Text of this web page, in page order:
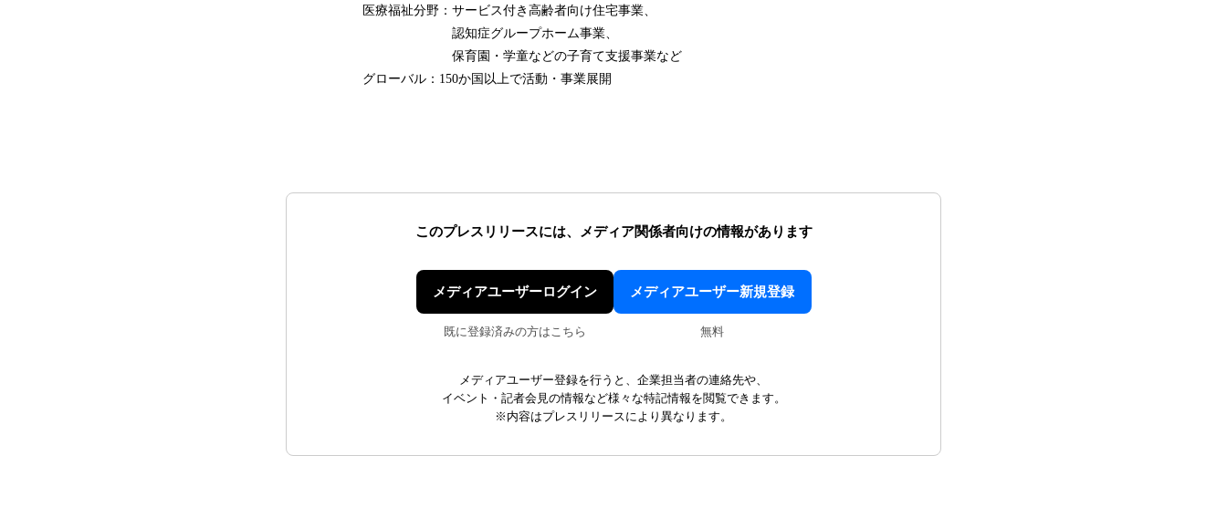
医療福祉分野：サービス付き高齢者向け住宅事業、
認知症グループホーム事業、
保育園・学童などの子育て支援事業など
グローバル：150か国以上で活動・事業展開
このプレスリリースには、 メディア関係者向けの情報があります
メディアユーザーログイン
既に登録済みの方はこちら
メディアユーザー新規登録
無料
メディアユーザー登録を行うと、企業担当者の連絡先や、
イベント・記者会見の情報など様々な特記情報を閲覧できます。
※内容はプレスリリースにより異なります。